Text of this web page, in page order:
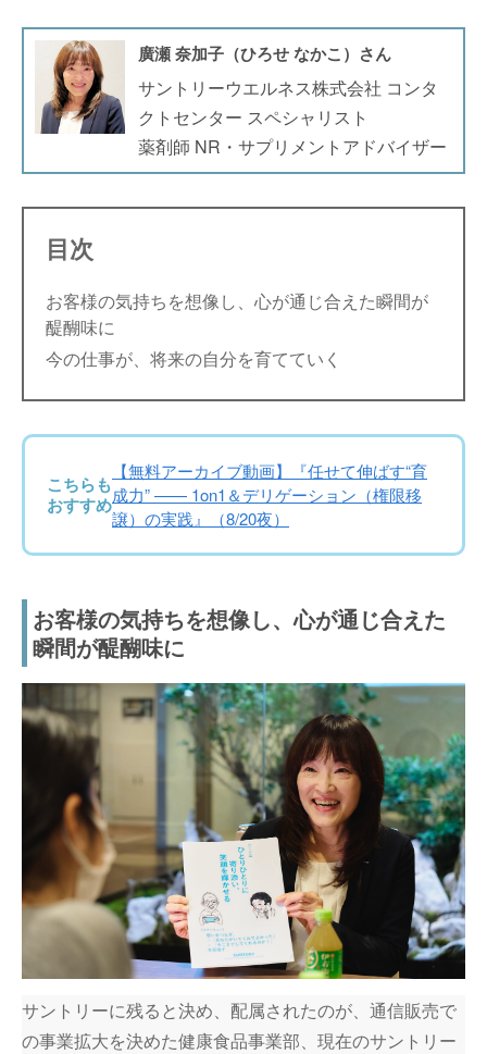
廣瀬 奈加子（ひろせ なかこ）さん
サントリーウエルネス株式会社 コンタ
クトセンター スペシャリスト
薬剤師 NR・サプリメントアドバイザー
目次
お客様の気持ちを想像し、心が通じ合えた瞬間が
醍醐味に
今の仕事が、将来の自分を育てていく
こちらも
おすすめ
【無料アーカイブ動画】『任せて伸ばす“育
成力” —— 1on1＆デリゲーション（権限移
譲）の実践』（8/20夜）
お客様の気持ちを想像し、心が通じ合えた
瞬間が醍醐味に
サントリーに残ると決め、配属されたのが、通信販売で
の事業拡大を決めた健康食品事業部、現在のサントリー